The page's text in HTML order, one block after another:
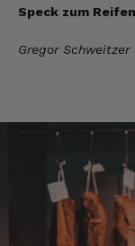
Speck zum Reifen
Gregor Schweitzer
Man